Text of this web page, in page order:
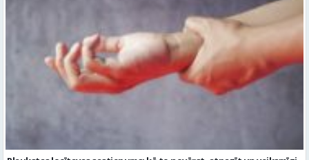
Plaukstas locītavas sastiepums: kā to novērst, atpazīt un veiksmīgi